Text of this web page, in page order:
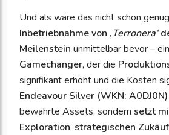
Und als wäre das nicht schon
Inbetriebnahme von ‚Terronera‘
Meilenstein unmittelbar bevor – ein
Gamechanger, der die
signifikant erhöht und die Kosten
Endeavour Silver (WKN: A0DJ0N)
bewährte Assets, sondern setzt
Exploration, strategischen